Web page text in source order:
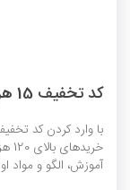
کد تخفیف 15 هزار تومانی محصولات هنری
آموزش، الگو و مواد